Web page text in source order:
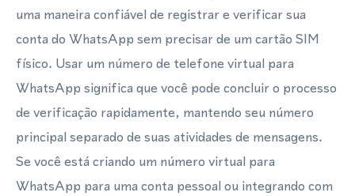
uma maneira confiável de registrar e verificar sua
conta do WhatsApp sem precisar de um cartão SIM
físico. Usar um número de telefone virtual para
WhatsApp significa que você pode concluir o processo
de verificação rapidamente, mantendo seu número
principal separado de suas atividades de mensagens.
Se você está criando um número virtual para
WhatsApp para uma conta pessoal ou integrando com